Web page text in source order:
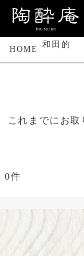
HOME
和田的
これまでにお取
0件